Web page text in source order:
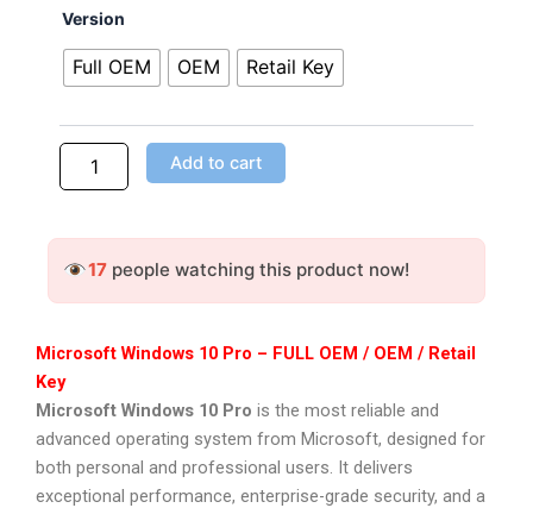
through
1,399.00৳
Version
Full OEM OEM Retail Key
Microsoft
10
Pro
FULL
OEM
Key
Add to cart
17people watching this product now!
Microsoft Windows 10 Pro – FULL OEM / OEM / Retail
Key
Microsoft Windows 10 Pro is the most reliable and
advanced operating system from Microsoft, designed for
both personal and professional users. It delivers
exceptional performance, enterprise-grade security, and a